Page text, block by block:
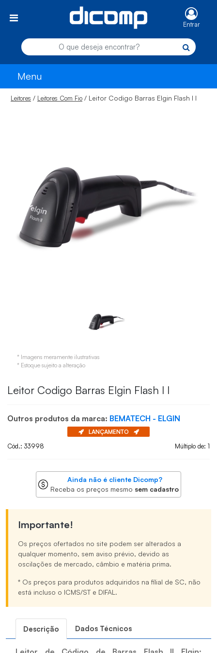
Entrar
Menu
Leitores / Leitores Com Fio / Leitor Codigo Barras Elgin Flash I I
* Imagens meramente ilustrativas
* Estoque sujeito a alteração
Leitor Codigo Barras Elgin Flash I I
Outros produtos da marca: BEMATECH - ELGIN
LANÇAMENTO
Cód.: 33998 Múltiplo de: 1
Ainda não é cliente Dicomp?
Receba os preços mesmo sem cadastro
Importante!
Os preços ofertados no site podem ser alterados a
qualquer momento, sem aviso prévio, devido as
oscilações de mercado, câmbio e matéria prima.
* Os preços para produtos adquiridos na filial de SC, não
está incluso o ICMS/ST e DIFAL.
Descrição Dados Técnicos